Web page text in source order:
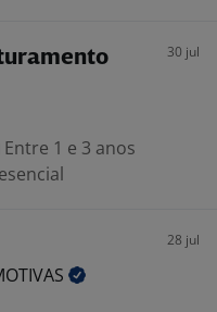
30 jul
Entre 1 e 3 anos
28 jul